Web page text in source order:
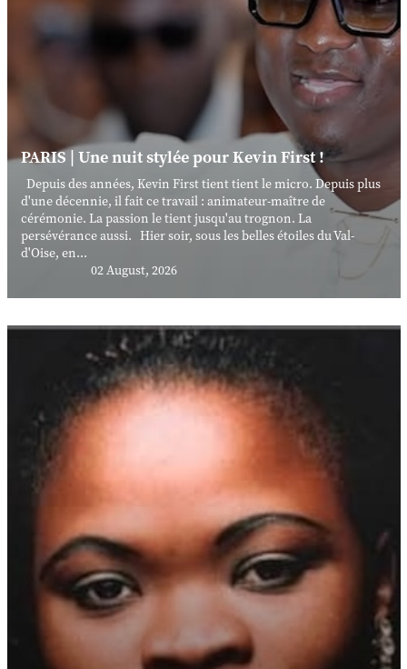
PARIS | Une nuit stylée pour Kevin First !
Depuis des années, Kevin First tient tient le micro. Depuis plus
d'une décennie, il fait ce travail : animateur-maître de
cérémonie. La passion le tient jusqu'au trognon. La
persévérance aussi. Hier soir, sous les belles étoiles du Val-
d'Oise, en...
02 August, 2026